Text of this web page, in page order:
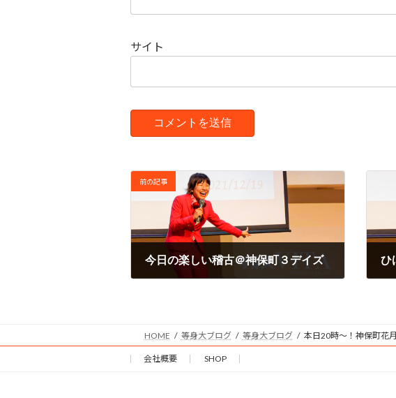
サイト
前の記事
今日の楽しい稽古＠神保町３デイズ
HOME 等身大ブログ 等身大ブログ 本日20時～！神保町花
会社概要 SHOP